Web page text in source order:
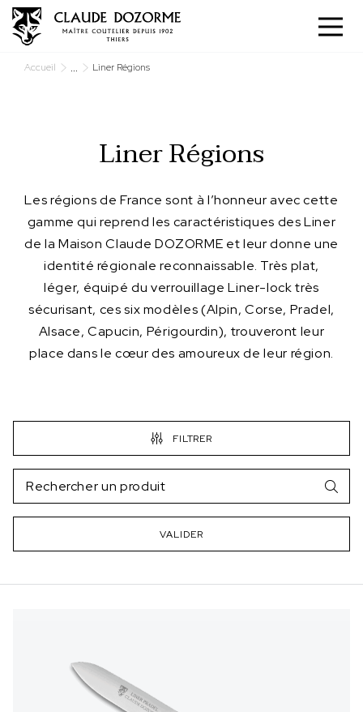
Accueil ... Liner Régions
Liner Régions
Les régions de France sont à l’honneur avec cette
gamme qui reprend les caractéristiques des Liner
de la Maison Claude DOZORME et leur donne une
identité régionale reconnaissable. Très plat,
léger, équipé du verrouillage Liner-lock très
sécurisant, ces six modèles (Alpin, Corse, Pradel,
Alsace, Capucin, Périgourdin), trouveront leur
place dans le cœur des amoureux de leur région.
FILTRER
VALIDER
Panneau de gestion des cookies